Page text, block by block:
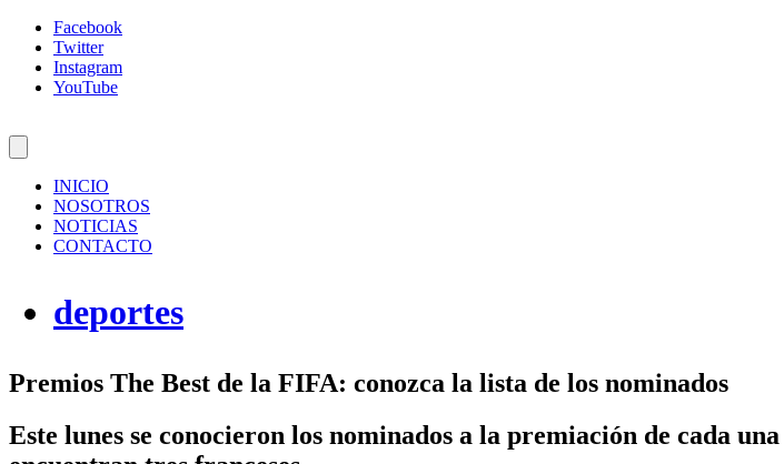
Facebook
Twitter
Instagram
YouTube
INICIO
NOSOTROS
NOTICIAS
CONTACTO
deportes
Premios The Best de la FIFA: conozca la lista de los nominados
Este lunes se conocieron los nominados a la premiación de cada